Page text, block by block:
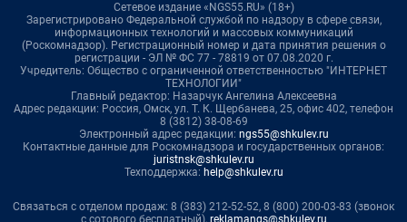
Сетевое издание «NGS55.RU» (18+)
Зарегистрировано Федеральной службой по надзору в сфере связи,
информационных технологий и массовых коммуникаций
(Роскомнадзор). Регистрационный номер и дата принятия решения о
регистрации - ЭЛ № ФС 77 - 78819 от 07.08.2020 г.
Учредитель: Общество с ограниченной ответственностью "ИНТЕРНЕТ
ТЕХНОЛОГИИ"
Главный редактор: Назарчук Ангелина Алексеевна
Адрес редакции: Россия, Омск, ул. Т. К. Щербанева, 25, офис 402, телефон
8 (3812) 38-08-69
Электронный адрес редакции: ngs55@shkulev.ru
Контактные данные для Роскомнадзора и государственных органов:
juristnsk@shkulev.ru
Техподдержка: help@shkulev.ru
Связаться с отделом продаж: 8 (383) 212-52-52, 8 (800) 200-03-83 (звонок
с сотового бесплатный), reklamangs@shkulev.ru